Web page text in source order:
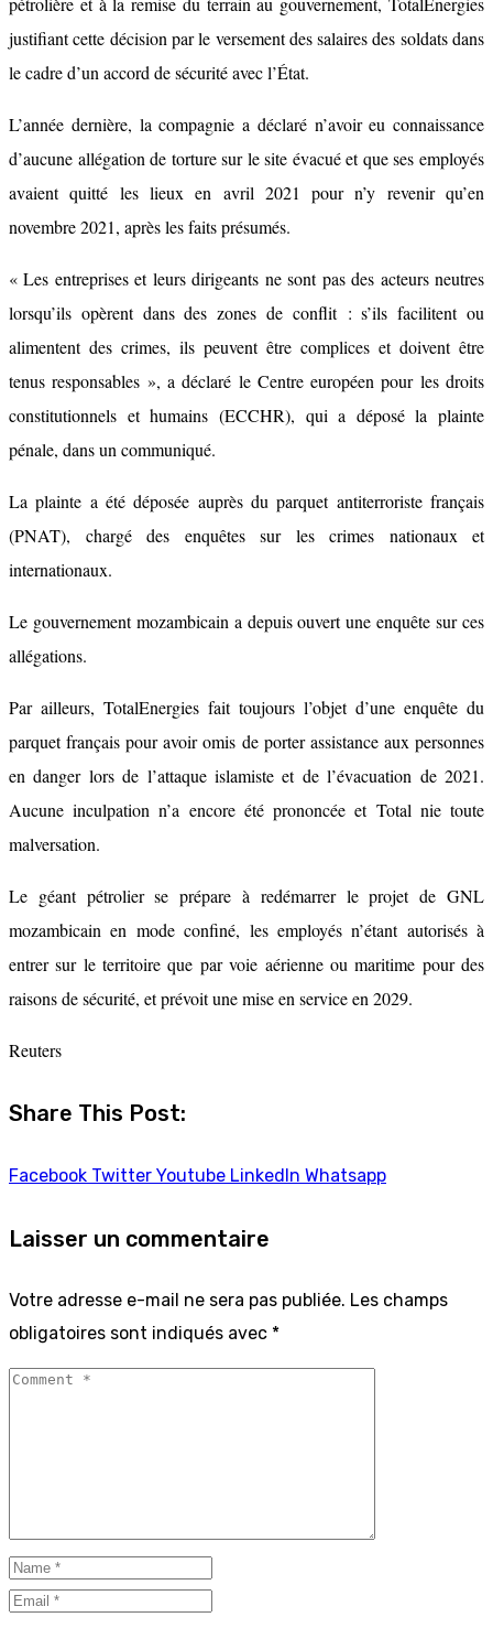
justifiant cette décision par le versement des salaires des soldats dans
le cadre d’un accord de sécurité avec l’État.
L’année dernière, la compagnie a déclaré n’avoir eu connaissance
d’aucune allégation de torture sur le site évacué et que ses employés
avaient quitté les lieux en avril 2021 pour n’y revenir qu’en
novembre 2021, après les faits présumés.
« Les entreprises et leurs dirigeants ne sont pas des acteurs neutres
lorsqu’ils opèrent dans des zones de conflit : s’ils facilitent ou
alimentent des crimes, ils peuvent être complices et doivent être
tenus responsables », a déclaré le Centre européen pour les droits
constitutionnels et humains (ECCHR), qui a déposé la plainte
pénale, dans un communiqué.
La plainte a été déposée auprès du parquet antiterroriste français
(PNAT), chargé des enquêtes sur les crimes nationaux et
internationaux.
Le gouvernement mozambicain a depuis ouvert une enquête sur ces
allégations.
Par ailleurs, TotalEnergies fait toujours l’objet d’une enquête du
parquet français pour avoir omis de porter assistance aux personnes
en danger lors de l’attaque islamiste et de l’évacuation de 2021.
Aucune inculpation n’a encore été prononcée et Total nie toute
malversation.
Le géant pétrolier se prépare à redémarrer le projet de GNL
mozambicain en mode confiné, les employés n’étant autorisés à
entrer sur le territoire que par voie aérienne ou maritime pour des
raisons de sécurité, et prévoit une mise en service en 2029.
Reuters
Share This Post:
Facebook Twitter Youtube LinkedIn Whatsapp
Laisser un commentaire
Votre adresse e-mail ne sera pas publiée. Les champs
obligatoires sont indiqués avec *